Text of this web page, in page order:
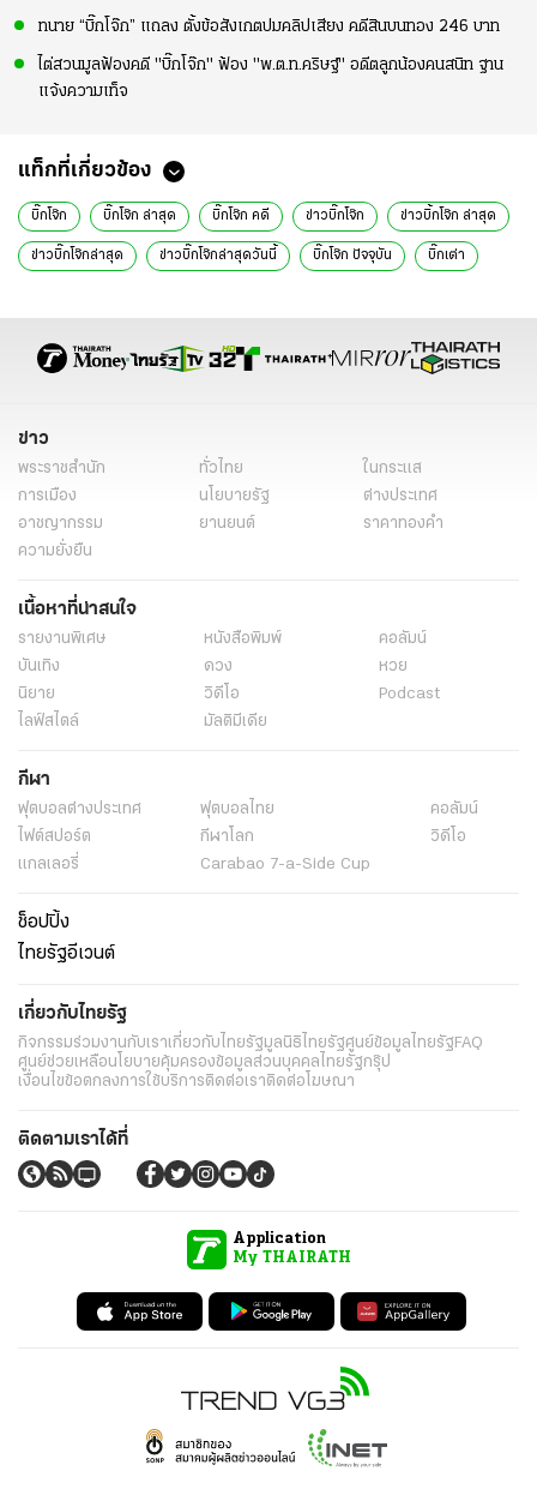
ทนาย “บิ๊กโจ๊ก” แถลง ตั้งข้อสังเกตปมคลิปเสียง คดีสินบนทอง 246 บาท
ไต่สวนมูลฟ้องคดี "บิ๊กโจ๊ก" ฟ้อง "พ.ต.ท.คริษฐ์" อดีตลูกน้องคนสนิท ฐาน
แจ้งความเท็จ
แท็กที่เกี่ยวข้อง
บิ๊กโจ๊ก บิ๊กโจ๊ก ล่าสุด บิ๊กโจ๊ก คดี ข่าวบิ๊กโจ๊ก ข่าวบิ้กโจ๊ก ล่าสุด
ข่าวบิ๊กโจ๊กล่าสุด ข่าวบิ๊กโจ๊กล่าสุดวันนี้ บิ๊กโจ๊ก ปัจจุบัน บิ๊กเต่า
ข่าว
พระราชสำนัก ทั่วไทย
ในกระแส
การเมือง
นโยบายรัฐ
ต่างประเทศ
อาชญากรรม
ยานยนต์
ราคาทองคำ
ความยั่งยืน
เนื้อหาที่น่าสนใจ
รายงานพิเศษ หนังสือพิมพ์
คอลัมน์
บันเทิง
ดวง
หวย
นิยาย
วิดีโอ
Podcast
ไลฟ์สไตล์
มัลติมีเดีย
กีฬา
ฟุตบอลต่่างประเทศ ฟุตบอลไทย
คอลัมน์
ไฟต์สปอร์ต
กีฬาโลก
วิดีโอ
แกลเลอรี่
Carabao 7-a-Side Cup
ช็อปปิ้ง
ไทยรัฐอีเวนต์
เกี่ยวกับไทยรัฐ
กิจกรรมร่วมงานกับเราเกี่ยวกับไทยรัฐมูลนิธิไทยรัฐศูนย์ข้อมูลไทยรัฐFAQ
ศูนย์ช่วยเหลือนโยบายคุ้มครองข้อมูลส่วนบุคคลไทยรัฐกรุ๊ป
เงื่อนไขข้อตกลงการใช้บริการติดต่อเราติดต่อโฆษณา
ติดตามเราได้ที่
Application
My THAIRATH